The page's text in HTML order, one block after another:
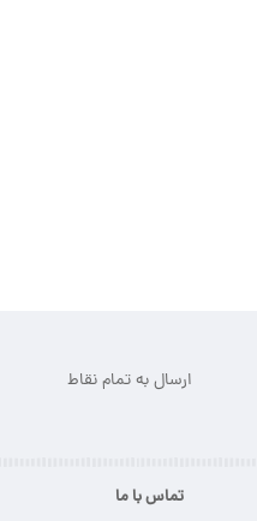
ارسال به تمام نقاط
تماس با ما